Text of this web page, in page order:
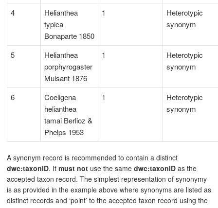
4
Helianthea
typica
Bonaparte 1850
1
Heterotypic
synonym
5
Helianthea
porphyrogaster
Mulsant 1876
1
Heterotypic
synonym
6
Coeligena
helianthea
tamai Berlioz &
Phelps 1953
1
Heterotypic
synonym
A synonym record is recommended to contain a distinct
dwc:taxonID. It must not use the same dwc:taxonID as the
accepted taxon record. The simplest representation of synonymy
is as provided in the example above where synonyms are listed as
distinct records and ‘point’ to the accepted taxon record using the